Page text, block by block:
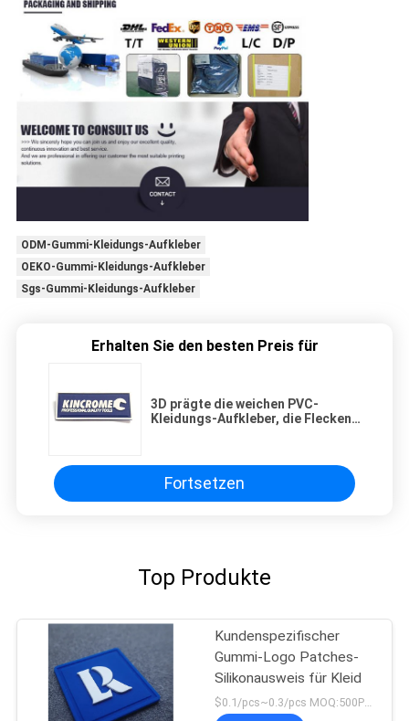
ODM-Gummi-Kleidungs-Aufkleber
OEKO-Gummi-Kleidungs-Aufkleber
Sgs-Gummi-Kleidungs-Aufkleber
Erhalten Sie den besten Preis für
3D prägte die weichen PVC-
Kleidungs-Aufkleber, die Flecken-
Fortsetzen
Top Produkte
Kundenspezifischer
Gummi-Logo Patches-
Silikonausweis für Kleid
$0.1/pcs~0.3/pcs MOQ:500PCS